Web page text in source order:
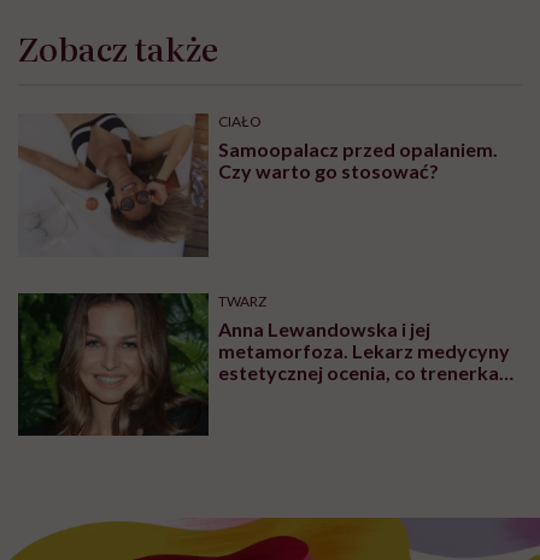
Zobacz także
CIAŁO
Samoopalacz przed opalaniem.
Czy warto go stosować?
TWARZ
Anna Lewandowska i jej
metamorfoza. Lekarz medycyny
estetycznej ocenia, co trenerka